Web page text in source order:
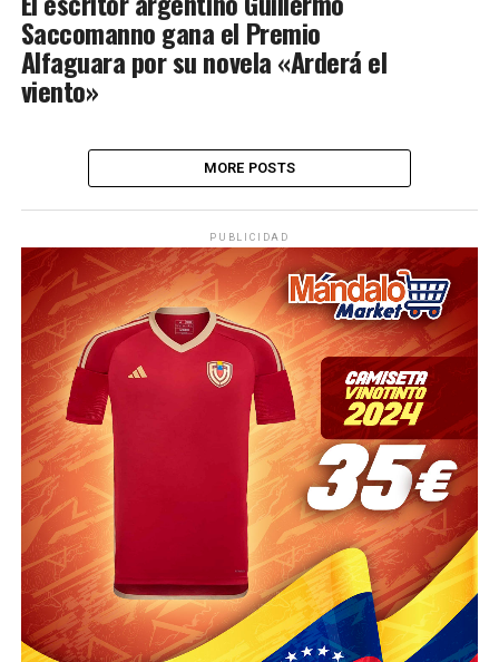
Saccomanno gana el Premio
Alfaguara por su novela «Arderá el
viento»
MORE POSTS
PUBLICIDAD